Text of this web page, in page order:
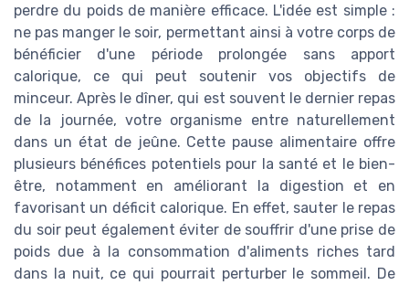
perdre du poids de manière efficace. L'idée est simple :
ne pas manger le soir, permettant ainsi à votre corps de
bénéficier d'une période prolongée sans apport
calorique, ce qui peut soutenir vos objectifs de
minceur. Après le dîner, qui est souvent le dernier repas
de la journée, votre organisme entre naturellement
dans un état de jeûne. Cette pause alimentaire offre
plusieurs bénéfices potentiels pour la santé et le bien-
être, notamment en améliorant la digestion et en
favorisant un déficit calorique. En effet, sauter le repas
du soir peut également éviter de souffrir d'une prise de
poids due à la consommation d'aliments riches tard
dans la nuit, ce qui pourrait perturber le sommeil. De